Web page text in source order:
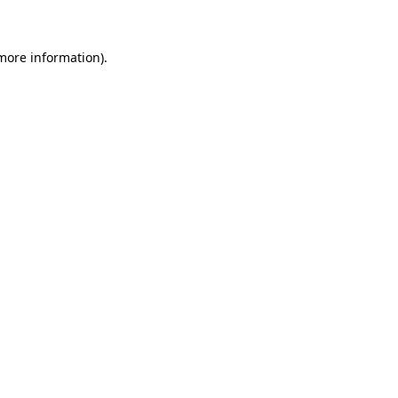
information).